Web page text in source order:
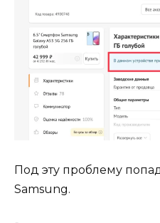
Под эту проблему
Samsung.